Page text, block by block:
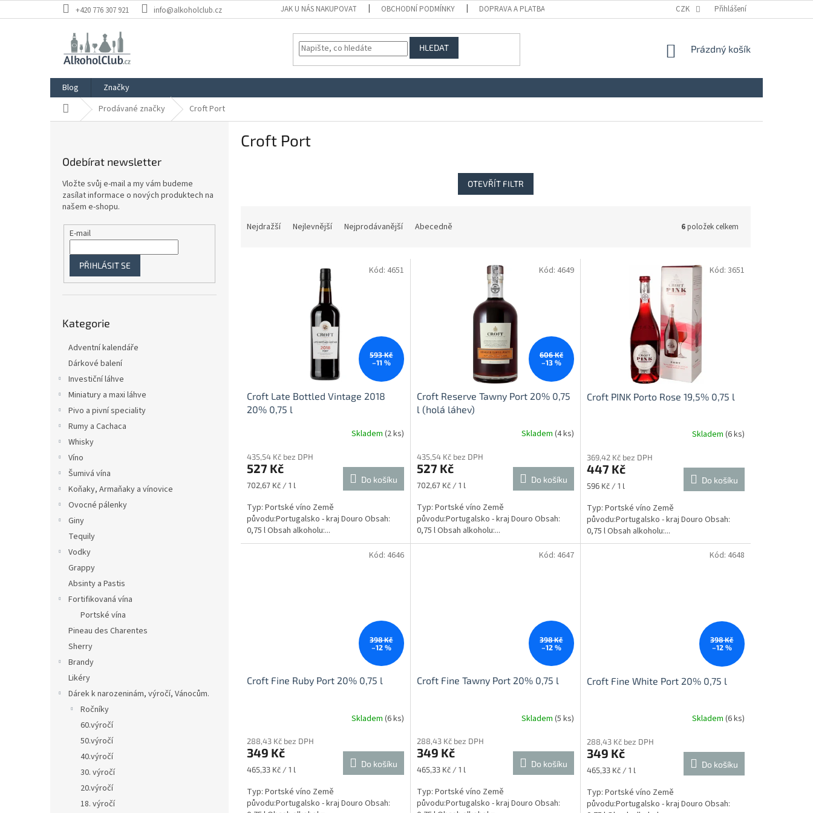
na
+420 776 307 921 info@alkoholclub.cz JAK U NÁS NAKUPOVAT OBCHODNÍ PODMÍNKY DOPRAVA A PLATBA ZÁSADY ZPRACOVÁNÍ A
CZK Přihlášení
HLEDAT
NÁKUPNÍ
Prázdný košík
Blog
Značky
Domů Prodávané značky Croft Port
Odebírat newsletter
Vložte svůj e-mail a my vám budeme
zasílat informace o nových produktech na
našem e-shopu.
E-mail
PŘIHLÁSIT SE
kategorie
Kategorie
Adventní kalendáře
Dárkové balení
Investiční láhve
Miniatury a maxi láhve
Pivo a pivní speciality
Rumy a Cachaca
Whisky
Víno
Šumivá vína
Koňaky, Armaňaky a vínovice
Ovocné pálenky
Giny
Tequily
Vodky
Grappy
Absinty a Pastis
Fortifikovaná vína
Portské vína
Pineau des Charentes
Sherry
Brandy
Likéry
Dárek k narozeninám, výročí, Vánocům.
Ročníky
60.výročí
50.výročí
40.výročí
30. výročí
20.výročí
18. výročí
Croft Port
OTEVŘÍT FILTR
Nejdražší Nejlevnější Nejprodávanější Abecedně 6položek celkem
593 Kč
–11 %
Croft Late Bottled Vintage 2018
20% 0,75 l
Skladem (2 ks)
435,54 Kč bez DPH
527 Kč
Měrná
702,67 Kč / 1 l
Do košíku
Typ: Portské víno Země
původu:Portugalsko - kraj Douro Obsah:
0,75 l Obsah alkoholu:...
Kód: 4651
606 Kč
–13 %
Croft Reserve Tawny Port 20% 0,75
l (holá láhev)
Skladem (4 ks)
435,54 Kč bez DPH
527 Kč
Měrná
702,67 Kč / 1 l
Do košíku
Typ: Portské víno Země
původu:Portugalsko - kraj Douro Obsah:
0,75 l Obsah alkoholu:...
Kód: 4649
Croft PINK Porto Rose 19,5% 0,75 l
Skladem (6 ks)
369,42 Kč bez DPH
447 Kč
Měrná
596 Kč / 1 l
Do košíku
Typ: Portské víno Země
původu:Portugalsko - kraj Douro Obsah:
0,75 l Obsah alkoholu:...
Kód: 3651
398 Kč
–12 %
Croft Fine Ruby Port 20% 0,75 l
Skladem (6 ks)
288,43 Kč bez DPH
349 Kč
Měrná
465,33 Kč / 1 l
Do košíku
Typ: Portské víno Země
původu:Portugalsko - kraj Douro Obsah:
Kód: 4646
398 Kč
–12 %
Croft Fine Tawny Port 20% 0,75 l
Skladem (5 ks)
288,43 Kč bez DPH
349 Kč
Měrná
465,33 Kč / 1 l
Do košíku
Typ: Portské víno Země
původu:Portugalsko - kraj Douro Obsah:
Kód: 4647
398 Kč
–12 %
Croft Fine White Port 20% 0,75 l
Skladem (6 ks)
288,43 Kč bez DPH
349 Kč
Měrná
465,33 Kč / 1 l
Do košíku
Typ: Portské víno Země
původu:Portugalsko - kraj Douro Obsah:
Kód: 4648